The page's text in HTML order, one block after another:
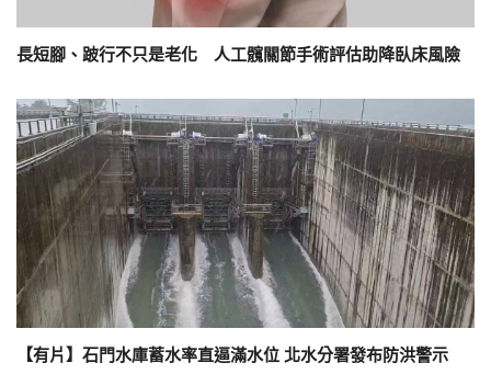
長短腳、跛行不只是老化 人工髖關節手術評估助降臥床風險
【有片】石門水庫蓄水率直逼滿水位 北水分署發布防洪警示